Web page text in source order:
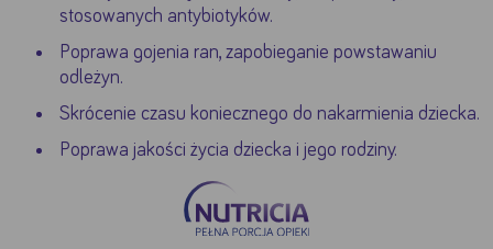
stosowanych antybiotyków.
Poprawa gojenia ran, zapobieganie powstawaniu
odleżyn.
Skrócenie czasu koniecznego do nakarmienia dziecka.
Poprawa jakości życia dziecka i jego rodziny.